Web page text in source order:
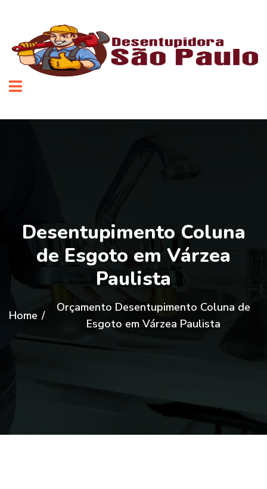
Desentupimento Coluna
de Esgoto em Várzea
Paulista
Home /
Orçamento Desentupimento Coluna de
Esgoto em Várzea Paulista